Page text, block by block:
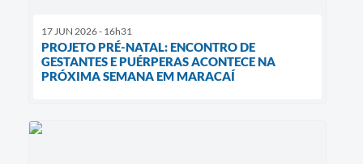
17 JUN 2026 - 16h31
PROJETO PRÉ-NATAL: ENCONTRO DE
GESTANTES E PUÉRPERAS ACONTECE NA
PRÓXIMA SEMANA EM MARACAÍ